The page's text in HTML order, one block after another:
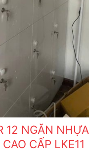
12 NGĂN NHỰA
CẤP LKE11